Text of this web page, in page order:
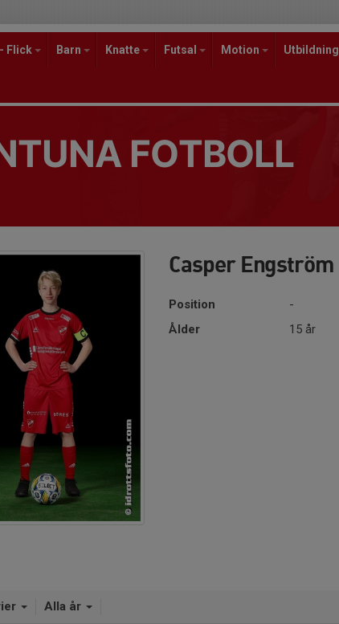
Flick Barn Knatte Futsal Motion Utbildning
FOTBOLL
Casper Engström
Position
-
Ålder
15 år
Alla år